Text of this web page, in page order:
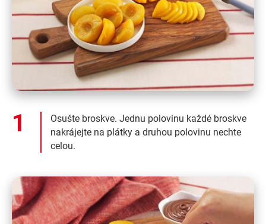
Osušte broskve. Jednu polovinu každé broskve
nakrájejte na plátky a druhou polovinu nechte
celou.